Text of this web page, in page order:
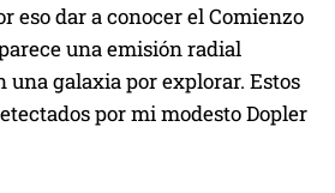
eso dar a conocer el Comienzo
una emisión radial
una galaxia por explorar. Estos
por mi modesto Dopler